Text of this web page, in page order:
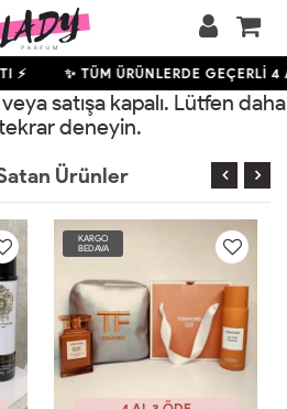
⚡ ✨ TÜM ÜRÜNLERDE GEÇERLİ 4
satışa kapalı. Lütfen daha
deneyin.
Ürünler
KARGO
BEDAVA